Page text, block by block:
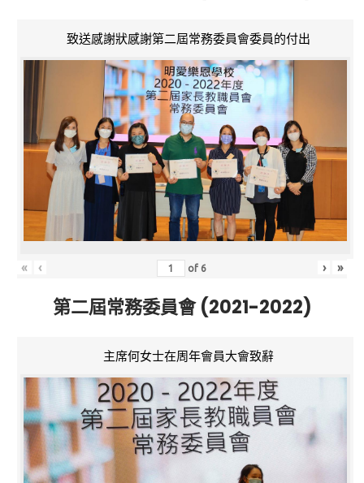
致送感謝狀感謝第二屆常務委員會委員的付出
« ‹ of 6 › »
第二屆常務委員會 (2021-2022)
主席何女士在周年會員大會致辭